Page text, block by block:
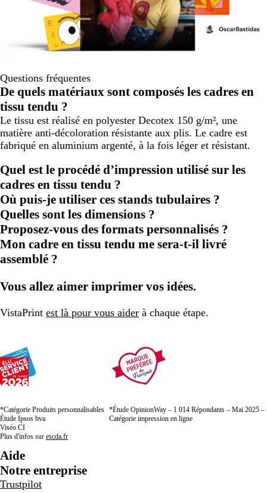
Questions fréquentes
De quels matériaux sont composés les cadres en
tissu tendu ?
Le tissu est réalisé en polyester Decotex 150 g/m², une
matière anti-décoloration résistante aux plis. Le cadre est
fabriqué en aluminium argenté, à la fois léger et résistant.
Quel est le procédé d’impression utilisé sur les
cadres en tissu tendu ?
Où puis-je utiliser ces stands tubulaires ?
Quelles sont les dimensions ?
Proposez-vous des formats personnalisés ?
Mon cadre en tissu tendu me sera-t-il livré
assemblé ?
Vous allez aimer imprimer vos idées.
VistaPrint est là pour vous aider à chaque étape.
*Catégorie Produits personnalisables
Étude Ipsos bva
Viséo CI
Plus d'infos sur escda.fr
*Étude OpinionWay – 1 014 Répondants – Mai 2025 –
Catégorie impression en ligne
Aide
Notre entreprise
Trustpilot